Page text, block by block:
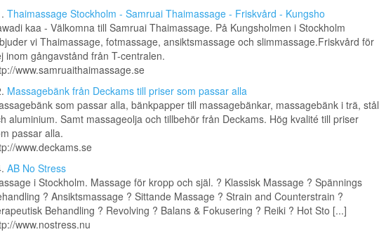
Thaimassage Stockholm - Samruai Thaimassage - Friskvård - Kungsho
kaa - Välkomna till Samruai Thaimassage. På Kungsholmen i Stockholm
vi Thaimassage, fotmassage, ansiktsmassage och slimmassage.Friskvård för
inom gångavstånd från T-centralen.
www.samruaithaimassage.se
Massagebänk från Deckams till priser som passar alla
som passar alla, bänkpapper till massagebänkar, massagebänk i trä, stål
aluminium. Samt massageolja och tillbehör från Deckams. Hög kvalité till priser
passar alla.
www.deckams.se
AB No Stress
i Stockholm. Massage för kropp och själ. ? Klassisk Massage ? Spännings
? Ansiktsmassage ? Sittande Massage ? Strain and Counterstrain ?
Behandling ? Revolving ? Balans & Fokusering ? Reiki ? Hot Sto [...]
www.nostress.nu